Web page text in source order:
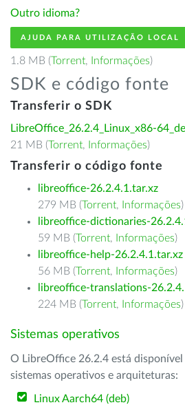
Outro idioma?
AJUDA PARA UTILIZAÇÃO LOCAL
1.8 MB (Torrent, Informações)
SDK e código fonte
Transferir o SDK
LibreOffice_26.2.4_Linux_x86-
21 MB (Torrent, Informações)
Transferir o código fonte
libreoffice-26.2.4.1.tar.xz
279 MB (Torrent, Informações)
libreoffice-dictionaries-
59 MB (Torrent, Informações)
libreoffice-help-26.2.4.1.tar.xz
56 MB (Torrent, Informações)
libreoffice-translations-
224 MB (Torrent, Informações)
Sistemas operativos
O LibreOffice 26.2.4 está disponível
sistemas operativos e arquiteturas:
Linux Aarch64 (deb)